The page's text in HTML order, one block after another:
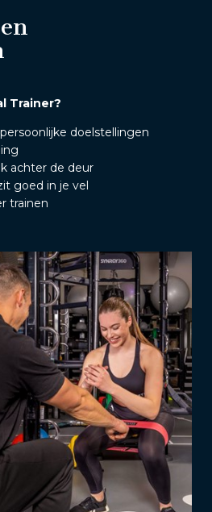
Trainer?
doelstellingen
achter de deur
goed in je vel
trainen